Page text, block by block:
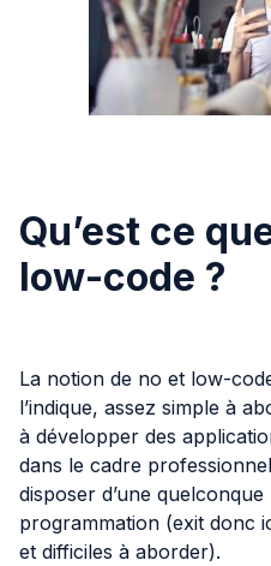
Qu’est ce
low-code ?
La notion de no et low-
l’indique, assez simple à
à développer des
dans le cadre
disposer d’une
programmation (exit donc
et difficiles à aborder).